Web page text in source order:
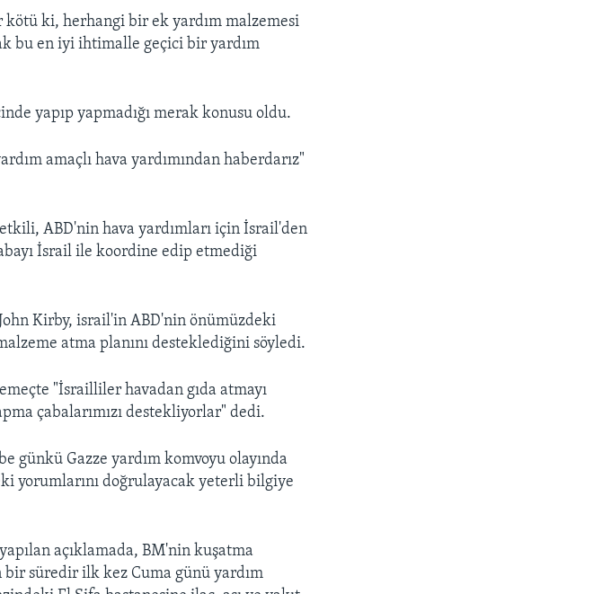
kötü ki, herhangi bir ek yardım malzemesi
bu en iyi ihtimalle geçici bir yardım
yapıp yapmadığı merak konusu oldu.
amaçlı hava yardımından haberdarız"
ABD'nin hava yardımları için İsrail'den
İsrail ile koordine edip etmediği
Kirby, israil'in ABD'nin önümüzdeki
atma planını desteklediğini söyledi.
"İsrailliler havadan gıda atmayı
çabalarımızı destekliyorlar" dedi.
günkü Gazze yardım komvoyu olayında
yorumlarını doğrulayacak yeterli bilgiye
açıklamada, BM'nin kuşatma
süredir ilk kez Cuma günü yardım